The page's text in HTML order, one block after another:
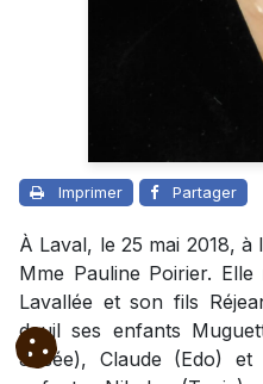
Imprimer Partager
À Laval, le 25 mai 2018, à
Mme Pauline Poirier.
Lavallée et son fils
deuil ses enfants
Josée), Claude (Edo)